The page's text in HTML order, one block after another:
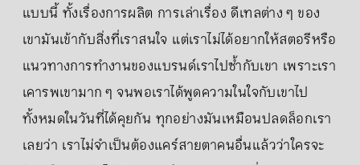
แบบนี้ ทั้งเรื่องการผลิต การเล่าเรื่อง ดีเทลต่าง ๆ ของ
เขามันเข้ากับสิ่งที่เราสนใจ แต่เราไม่ได้อยากให้สตอรีหรือ
แนวทางการทำงานของแบรนด์เราไปซ้ำกับเขา เพราะเรา
เคารพเขามาก ๆ จนพอเราได้พูดความในใจกับเขาไป
ทั้งหมดในวันที่ได้คุยกัน ทุกอย่างมันเหมือนปลดล็อกเรา
เลยว่า เราไม่จำเป็นต้องแคร์สายตาคนอื่นแล้วว่าใครจะ